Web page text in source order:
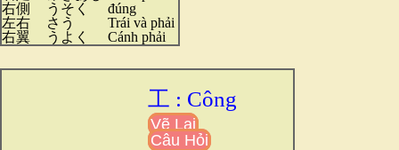
右側
うそく
đúng
左右
さう
Trái và phải
右翼
うよく Cánh phải
工 : Công
Vẽ Lại
Câu Hỏi